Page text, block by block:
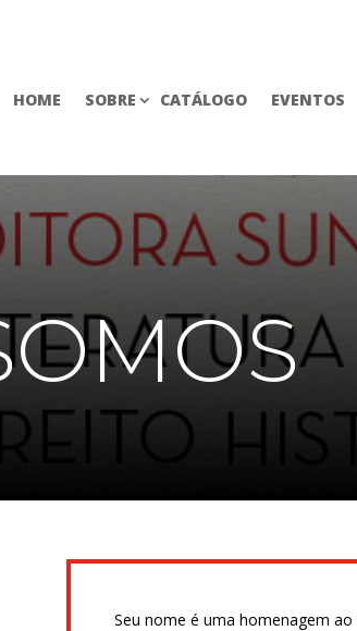
HOME SOBRE CATÁLOGO EVENTOS
Seu nome é uma homenagem ao